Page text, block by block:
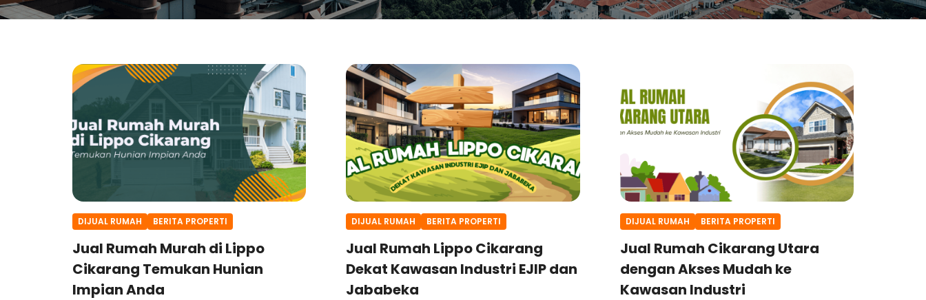
DIJUAL RUMAH BERITA PROPERTI
Jual Rumah Murah di Lippo
Cikarang Temukan Hunian
Impian Anda
DIJUAL RUMAH BERITA PROPERTI
Jual Rumah Lippo Cikarang
Dekat Kawasan Industri EJIP dan
Jababeka
DIJUAL RUMAH BERITA PROPERTI
Jual Rumah Cikarang Utara
dengan Akses Mudah ke
Kawasan Industri